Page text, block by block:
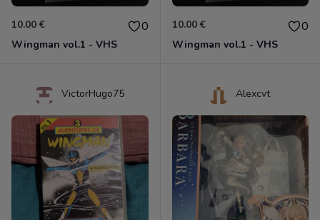
10.00 € 0
Wingman vol.1 - VHS
10.00 € 0
Wingman vol.1 - VHS
VictorHugo75 Alexcvt